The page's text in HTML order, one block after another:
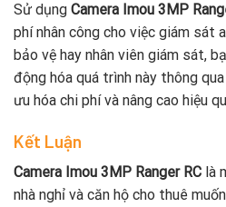
Sử dụng Camera Imou 3MP
phí nhân công cho việc giám sát
bảo vệ hay nhân viên giám sát,
động hóa quá trình này thông
ưu hóa chi phí và nâng cao hiệu
Kết Luận
Camera Imou 3MP Ranger RC là
nhà nghỉ và căn hộ cho thuê